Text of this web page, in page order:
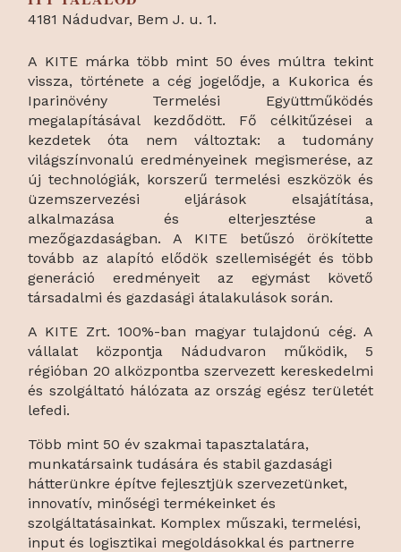
4181 Nádudvar, Bem J. u. 1.
A KITE márka több mint 50 éves múltra tekint
vissza, története a cég jogelődje, a Kukorica és
Iparinövény Termelési Együttműködés
megalapításával kezdődött. Fő célkitűzései a
kezdetek óta nem változtak: a tudomány
világszínvonalú eredményeinek megismerése, az
új technológiák, korszerű termelési eszközök és
üzemszervezési eljárások elsajátítása,
alkalmazása és elterjesztése a
mezőgazdaságban. A KITE betűszó örökítette
tovább az alapító elődök szellemiségét és több
generáció eredményeit az egymást követő
társadalmi és gazdasági átalakulások során.
A KITE Zrt. 100%-ban magyar tulajdonú cég. A
vállalat központja Nádudvaron működik, 5
régióban 20 alközpontba szervezett kereskedelmi
és szolgáltató hálózata az ország egész területét
lefedi.
Több mint 50 év szakmai tapasztalatára,
munkatársaink tudására és stabil gazdasági
hátterünkre építve fejlesztjük szervezetünket,
innovatív, minőségi termékeinket és
szolgáltatásainkat. Komplex műszaki, termelési,
input és logisztikai megoldásokkal és partnerre